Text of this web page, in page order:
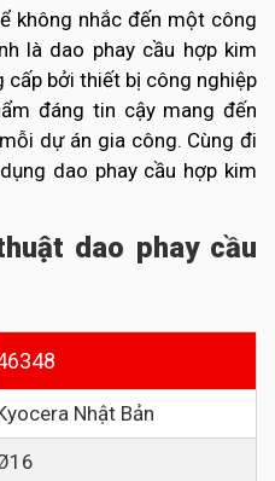
không nhắc đến một công
là dao phay cầu hợp kim
bởi thiết bị công nghiệp
đáng tin cậy mang đến
dự án gia công. Cùng đi
dao phay cầu hợp kim
dao phay cầu
Nhật Bản